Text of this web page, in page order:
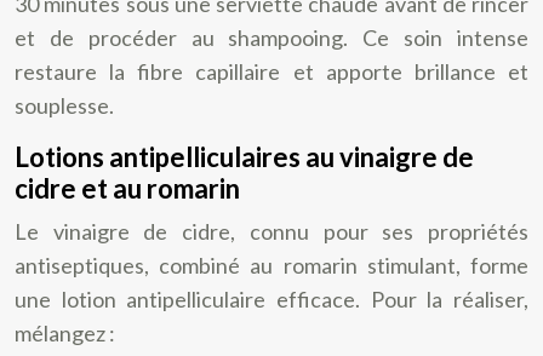
et de procéder au shampooing. Ce soin intense
restaure la fibre capillaire et apporte brillance et
souplesse.
Lotions antipelliculaires au vinaigre de
cidre et au romarin
Le vinaigre de cidre, connu pour ses propriétés
antiseptiques, combiné au romarin stimulant, forme
une lotion antipelliculaire efficace. Pour la réaliser,
mélangez :